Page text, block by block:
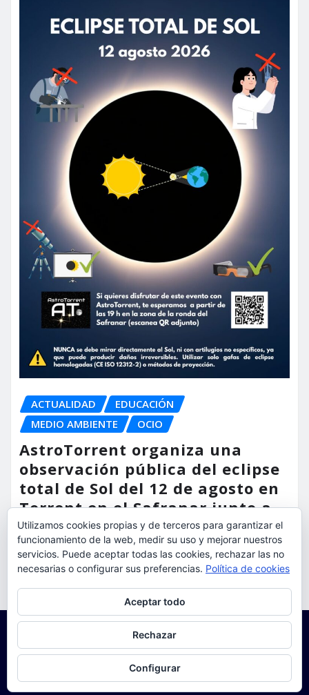
ACTUALIDAD
EDUCACIÓN
MEDIO AMBIENTE
OCIO
AstroTorrent organiza una
observación pública del eclipse
total de Sol del 12 de agosto en
Torrent en el Safranar junto a
las vías del AVE
torrent al dia Ago 5, 2026
Utilizamos cookies propias y de terceros para garantizar el
funcionamiento de la web, medir su uso y mejorar nuestros
servicios. Puede aceptar todas las cookies, rechazar las no
necesarias o configurar sus preferencias. Política de cookies
Aceptar todo
Rechazar
Configurar
Para obtener más información, incluido cómo gestionar las cookies,